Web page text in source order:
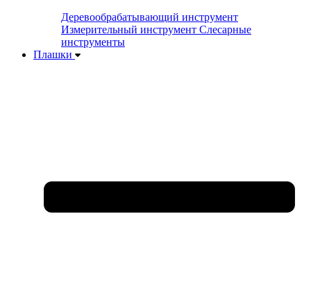
Деревообрабатывающий инструмент
Измерительный инструмент Слесарные
инструменты
Плашки